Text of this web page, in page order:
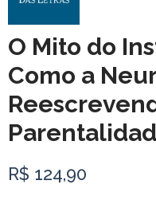
O Mito do
Como a
R$ 124,90